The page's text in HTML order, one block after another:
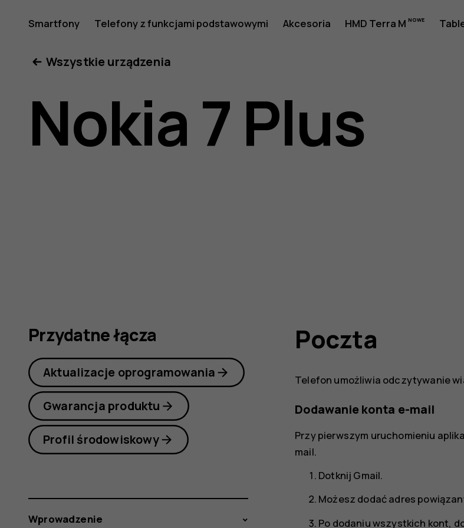
Instrukcja
obsługi
telefonu
Plus
Smartfony Telefony z funkcjami podstawowymi Akcesoria HMD Terra M
Wszystkie urządzenia
Nokia 7 Plus
Poczta
Telefon umożliwia odczytywanie
Dodawanie konta e-mail
Przy pierwszym uruchomieniu
mail.
Dotknij Gmail.
Możesz dodać adres
Po dodaniu wszystkich kont,
Przydatne łącza
Aktualizacje oprogramowania
Gwarancja produktu
Profil środowiskowy
Wprowadzenie